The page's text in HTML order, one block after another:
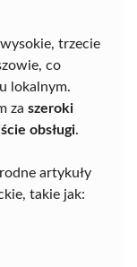
trzecie
co
lokalnym.
za szeroki
obsługi.
artykuły
takie jak: